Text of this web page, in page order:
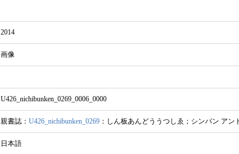
2014
画像
U426_nichibunken_0269_0006_0000
親書誌： U426_nichibunken_0269 ：しん板あんどううつしゑ；シンパン アン
日本語